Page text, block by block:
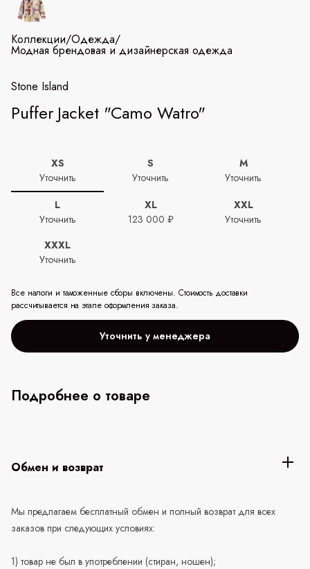
Коллекции/Одежда/
Модная брендовая и дизайнерская одежда
Stone Island
Puffer Jacket "Camo Watro"
XS
Уточнить
S
Уточнить
M
Уточнить
L
Уточнить
XL
123 000 ₽
XXL
Уточнить
XXXL
Уточнить
Все налоги и таможенные сборы включены. Стоимость доставки
рассчитывается на этапе оформления заказа.
Уточнить у менеджера
Подробнее о товаре
Обмен и возврат
Мы предлагаем бесплатный обмен и полный возврат для всех
заказов при следующих условиях:
1) товар не был в употреблении (стиран, ношен);